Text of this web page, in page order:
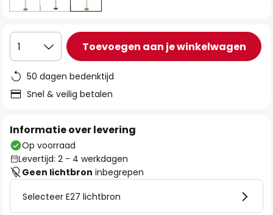
1 Toevoegen aan je winkelwagen
50 dagen bedenktijd
Snel & veilig betalen
Informatie over levering
Op voorraad
Levertijd: 2 - 4 werkdagen
Geen lichtbron inbegrepen
Selecteer E27 lichtbron